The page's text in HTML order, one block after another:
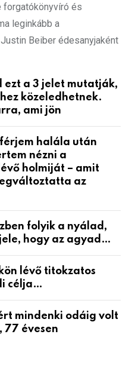
és
leginkább a
Beiber édesanyjaként
ezt a 3 jelet mutatják,
közeledhetnek.
ami jön
halála után
nézni a
holmiját – amit
az
folyik a nyálad,
hogy az agyad…
lévő titokzatos
célja…
mindenki odáig volt
77 évesen